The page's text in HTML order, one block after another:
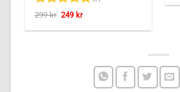
Betygsatt
299kr Det
priset
249 krDet
priset